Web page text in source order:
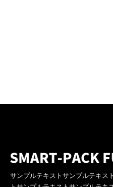
サンプルテキストサンプルテキス